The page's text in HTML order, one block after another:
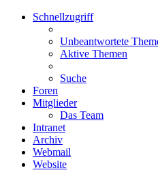
Schnellzugriff
Unbeantwortete
Aktive Themen
Suche
Foren
Mitglieder
Das Team
Intranet
Archiv
Webmail
Website